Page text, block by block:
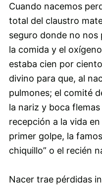
Cuando nacemos
total del claustro
seguro donde no nos
la comida y el
estaba cien por
divino para que, al
pulmones; el comité
la nariz y boca
recepción a la vida
primer golpe, la
chiquillo” o el recién
Nacer trae pérdidas